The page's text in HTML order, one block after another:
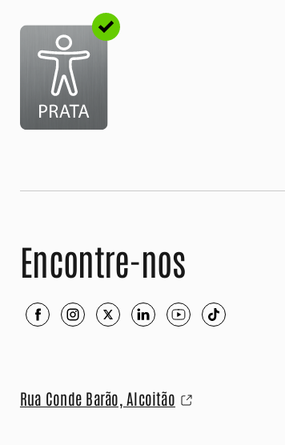
Encontre-nos
Rua Conde Barão, Alcoitão